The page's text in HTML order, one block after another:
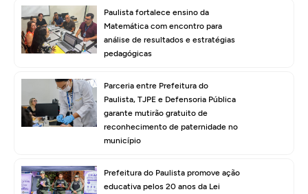
Paulista fortalece ensino da
Matemática com encontro para
análise de resultados e estratégias
pedagógicas
Parceria entre Prefeitura do
Paulista, TJPE e Defensoria Pública
garante mutirão gratuito de
reconhecimento de paternidade no
município
Prefeitura do Paulista promove ação
educativa pelos 20 anos da Lei